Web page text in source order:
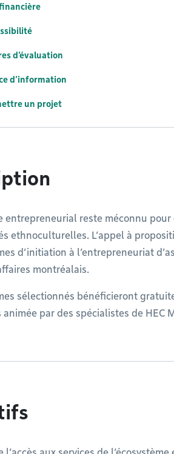
d’évaluation
d’information
un projet
entrepreneurial reste méconnu
ethnoculturelles. L’appel à
d’initiation à l’entrepreneuriat
montréalais.
sélectionnés bénéficieront
par des spécialistes de HEC